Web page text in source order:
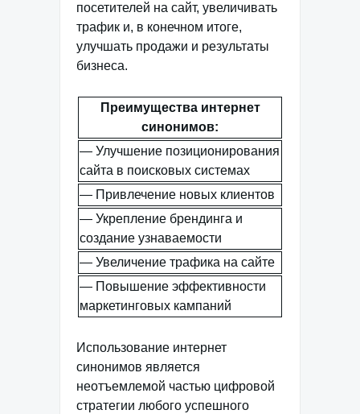
посетителей на сайт, увеличивать
трафик и, в конечном итоге,
улучшать продажи и результаты
бизнеса.
Преимущества интернет
синонимов:
— Улучшение позиционирования
сайта в поисковых системах
— Привлечение новых клиентов
— Укрепление брендинга и
создание узнаваемости
— Увеличение трафика на сайте
— Повышение эффективности
маркетинговых кампаний
Использование интернет
синонимов является
неотъемлемой частью цифровой
стратегии любого успешного